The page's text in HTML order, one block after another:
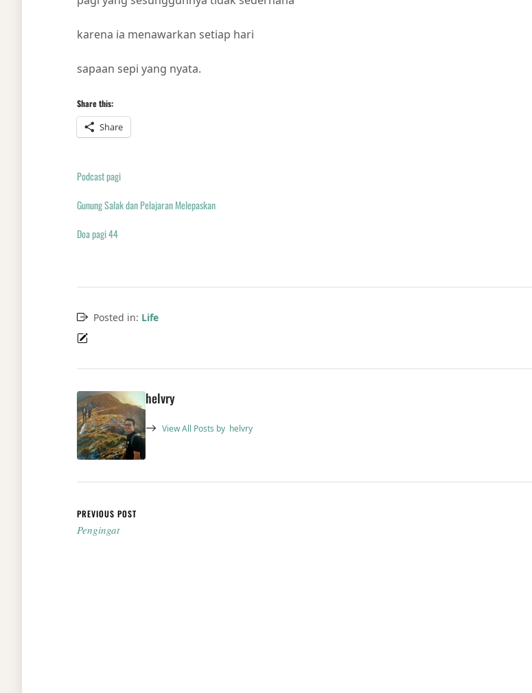
karena ia menawarkan setiap hari
sapaan sepi yang nyata.
Share this:
Share
Podcast pagi
Gunung Salak dan Pelajaran Melepaskan
Doa pagi 44
Posted in: Life
helvry
View All Posts by helvry
Post navigation
PREVIOUS POST
Pengingat